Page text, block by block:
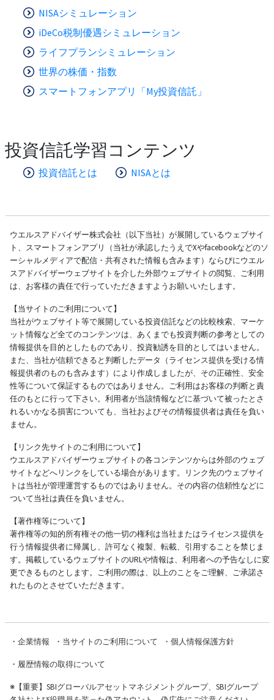
NISAシミュレーション
iDeCo税制優遇シミュレーション
ライフプランシミュレーション
世界の株価・指数
スマートフォンアプリ「My投資信託」
投資信託学習コンテンツ
投資信託とは NISAとは
ウエルスアドバイザー株式会社（以下当社）が展開しているウェブサイ
ト、スマートフォンアプリ（当社が承認したうえでXやfacebookなどのソ
ーシャルメディアで配信・共有された情報も含みます）ならびにウエル
スアドバイザーウェブサイトを介した外部ウェブサイトの閲覧、ご利用
は、お客様の責任で行っていただきますようお願いいたします。
【当サイトのご利用について】
当社がウェブサイト等で展開している投資信託などの比較検索、マーケ
ット情報など全てのコンテンツは、あくまでも投資判断の参考としての
情報提供を目的としたものであり、投資勧誘を目的としてはいません。
また、当社が信頼できると判断したデータ（ライセンス提供を受ける情
報提供者のものも含みます）により作成しましたが、その正確性、安全
性等について保証するものではありません。ご利用はお客様の判断と責
任のもとに行って下さい。利用者が当該情報などに基づいて被ったとさ
れるいかなる損害についても、当社およびその情報提供者は責任を負い
ません。
【リンク先サイトのご利用について】
ウエルスアドバイザーウェブサイトの各コンテンツからは外部のウェブ
サイトなどへリンクをしている場合があります。リンク先のウェブサイ
トは当社が管理運営するものではありません。その内容の信頼性などに
ついて当社は責任を負いません。
【著作権等について】
著作権等の知的所有権その他一切の権利は当社またはライセンス提供を
行う情報提供者に帰属し、許可なく複製、転載、引用することを禁じま
す。掲載しているウェブサイトのURLや情報は、利用者への予告なしに変
更できるものとします。ご利用の際は、以上のことをご理解、ご承諾さ
れたものとさせていただきます。
・ 企業情報 ・ 当サイトのご利用について ・ 個人情報保護方針
・ 履歴情報の取得について
※【重要】SBIグローバルアセットマネジメントグループ、SBIグループ